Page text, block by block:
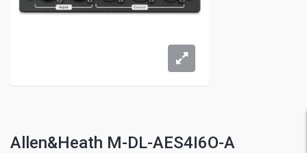
Allen&Heath M-DL-AES4I6O-A